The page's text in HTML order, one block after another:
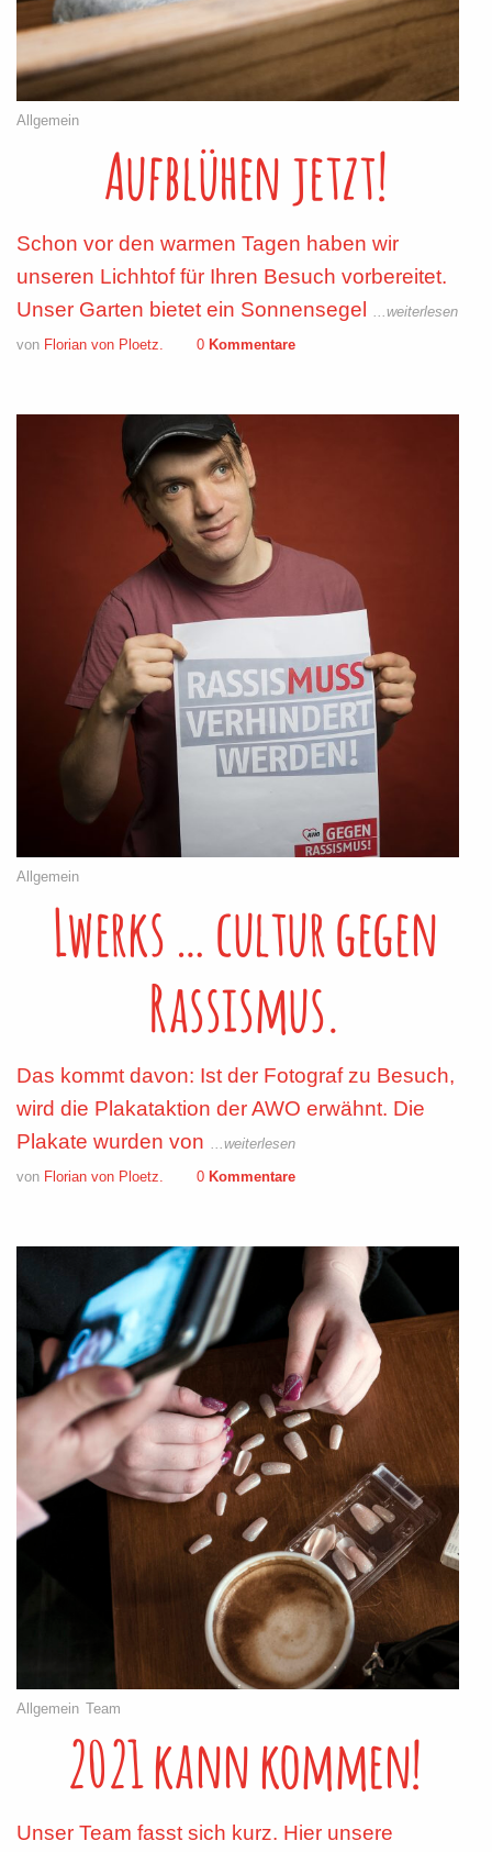
Allgemein
Aufblühen jetzt!
Schon vor den warmen Tagen haben wir
unseren Lichhtof für Ihren Besuch vorbereitet.
Unser Garten bietet ein Sonnensegel
...weiterlesen
von Florian von Ploetz. 0 Kommentare
Allgemein
Lwerks … cultur gegen
Rassismus.
Das kommt davon: Ist der Fotograf zu Besuch,
wird die Plakataktion der AWO erwähnt. Die
Plakate wurden von ...weiterlesen
von Florian von Ploetz. 0 Kommentare
Allgemein Team
2021 kann kommen!
Unser Team fasst sich kurz. Hier unsere